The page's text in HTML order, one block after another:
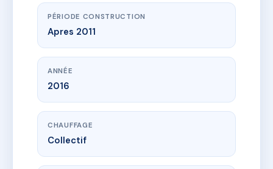
PÉRIODE CONSTRUCTION
Apres 2011
ANNÉE
2016
CHAUFFAGE
Collectif